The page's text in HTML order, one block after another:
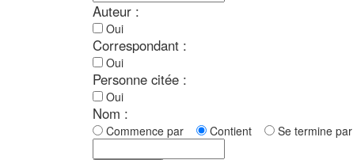
Auteur :
Oui
Correspondant :
Oui
Personne citée :
Oui
Nom :
Commence par Contient Se termine par